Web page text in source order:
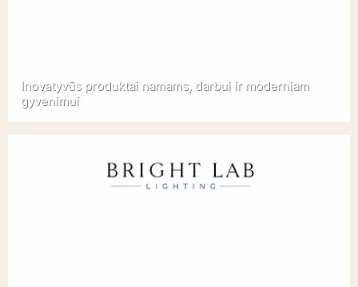
Inovatyvūs produktai namams, darbui ir moderniam
gyvenimui